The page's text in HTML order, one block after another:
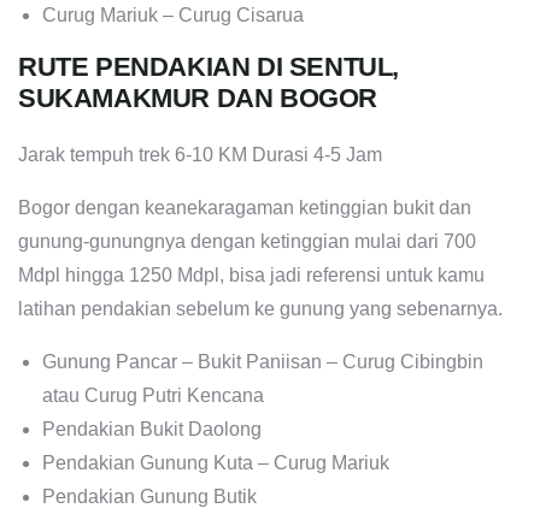
Curug Mariuk – Curug Cisarua
RUTE PENDAKIAN DI SENTUL,
SUKAMAKMUR DAN BOGOR
Jarak tempuh trek 6-10 KM Durasi 4-5 Jam
Bogor dengan keanekaragaman ketinggian bukit dan
gunung-gunungnya dengan ketinggian mulai dari 700
Mdpl hingga 1250 Mdpl, bisa jadi referensi untuk kamu
latihan pendakian sebelum ke gunung yang sebenarnya.
Gunung Pancar – Bukit Paniisan – Curug Cibingbin
atau Curug Putri Kencana
Pendakian Bukit Daolong
Pendakian Gunung Kuta – Curug Mariuk
Pendakian Gunung Butik